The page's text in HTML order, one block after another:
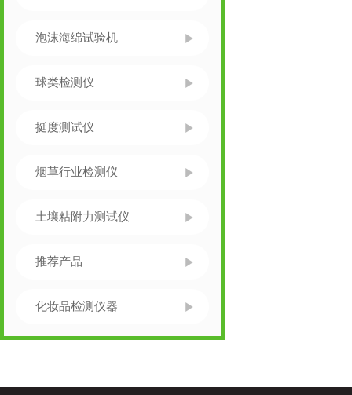
泡沫海绵试验机
球类检测仪
挺度测试仪
烟草行业检测仪
土壤粘附力测试仪
推荐产品
化妆品检测仪器